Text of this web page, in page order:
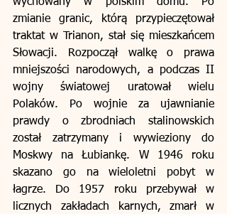
wychowany w polskim domu. Po
zmianie granic, którą przypieczętował
traktat w Trianon, stał się mieszkańcem
Słowacji. Rozpoczął walkę o prawa
mniejszości narodowych, a podczas II
wojny światowej uratował wielu
Polaków. Po wojnie za ujawnianie
prawdy o zbrodniach stalinowskich
został zatrzymany i wywieziony do
Moskwy na Łubiankę. W 1946 roku
skazano go na wieloletni pobyt w
łagrze. Do 1957 roku przebywał w
licznych zakładach karnych, zmarł w